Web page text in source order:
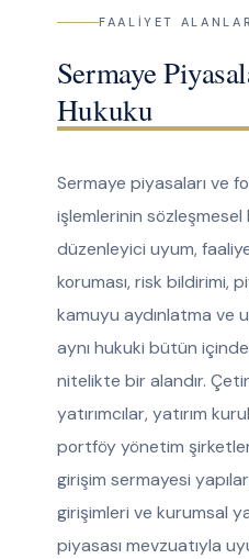
FAALIYET
Sermaye
Hukuku
Sermaye piyasaları ve
işlemlerinin
düzenleyici uyum,
koruması, risk bildirimi,
kamuyu aydınlatma ve
aynı hukuki bütün
nitelikte bir alandır.
yatırımcılar, yatırım
portföy yönetim
girişim sermayesi
girişimleri ve kurumsal
piyasası mevzuatıyla